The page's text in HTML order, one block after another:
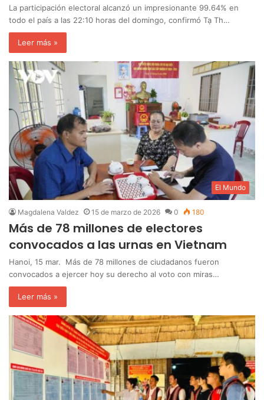
La participación electoral alcanzó un impresionante 99.64% en
todo el país a las 22:10 horas del domingo, confirmó Tạ Th…
Leer más »
El Mundo
Magdalena Valdez 15 de marzo de 2026 0 180
Más de 78 millones de electores
convocados a las urnas en Vietnam
Hanoi, 15 mar. Más de 78 millones de ciudadanos fueron
convocados a ejercer hoy su derecho al voto con miras…
Leer más »